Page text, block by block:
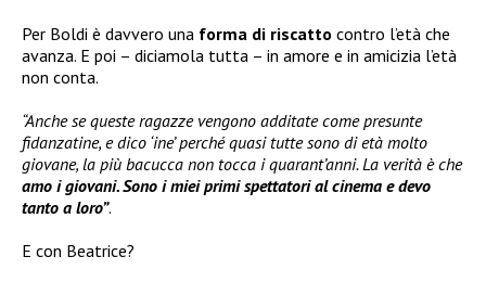
Per Boldi è davvero una forma di riscatto contro l’età che
avanza. E poi – diciamola tutta – in amore e in amicizia l’età
non conta.
“Anche se queste ragazze vengono additate come presunte
fidanzatine, e dico ‘ine’ perché quasi tutte sono di età molto
giovane, la più bacucca non tocca i quarant’anni. La verità è che
amo i giovani. Sono i miei primi spettatori al cinema e devo
tanto a loro”.
E con Beatrice?